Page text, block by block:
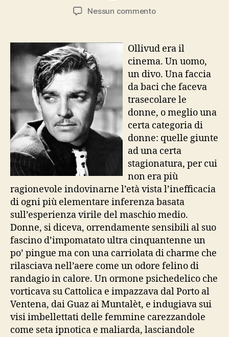
articolo Nessun commentosu
Ollivud era il
cinema. Un uomo,
un divo. Una faccia
da baci che faceva
trasecolare le
donne, o meglio una
certa categoria di
donne: quelle giunte
ad una certa
stagionatura, per cui
non era più
ragionevole indovinarne l’età vista l’inefficacia
di ogni più elementare inferenza basata
sull’esperienza virile del maschio medio.
Donne, si diceva, orrendamente sensibili al suo
fascino d’impomatato ultra cinquantenne un
po’ pingue ma con una carriolata di charme che
rilasciava nell’aere come un odore felino di
randagio in calore. Un ormone psichedelico che
vorticava su Cattolica e impazzava dal Porto al
Ventena, dai Guaz ai Muntalèt, e indugiava sui
visi imbellettati delle femmine carezzandole
come seta ipnotica e maliarda, lasciandole